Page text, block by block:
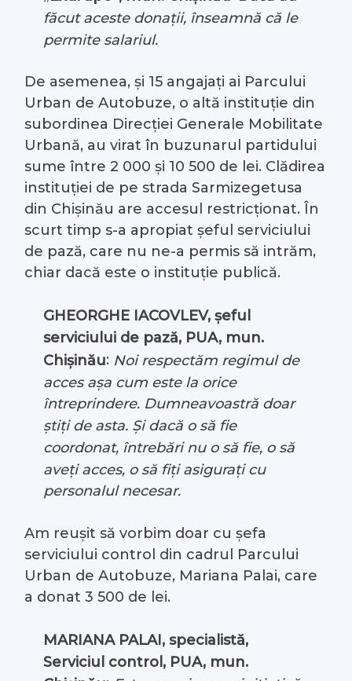
făcut aceste donații, înseamnă că le
permite salariul.
De asemenea, și 15 angajați ai Parcului
Urban de Autobuze, o altă instituție din
subordinea Direcției Generale Mobilitate
Urbană, au virat în buzunarul partidului
sume între 2 000 și 10 500 de lei. Clădirea
instituției de pe strada Sarmizegetusa
din Chișinău are accesul restricționat. În
scurt timp s-a apropiat șeful serviciului
de pază, care nu ne-a permis să intrăm,
chiar dacă este o instituție publică.
GHEORGHE IACOVLEV, șeful
serviciului de pază, PUA, mun.
Chișinău: Noi respectăm regimul de
acces așa cum este la orice
întreprindere. Dumneavoastră doar
știți de asta. Și dacă o să fie
coordonat, întrebări nu o să fie, o să
aveți acces, o să fiți asigurați cu
personalul necesar.
Am reușit să vorbim doar cu șefa
serviciului control din cadrul Parcului
Urban de Autobuze, Mariana Palai, care
a donat 3 500 de lei.
MARIANA PALAI, specialistă,
Serviciul control, PUA, mun.